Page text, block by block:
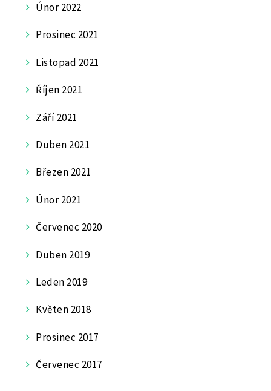
Únor 2022
Prosinec 2021
Listopad 2021
Říjen 2021
Září 2021
Duben 2021
Březen 2021
Únor 2021
Červenec 2020
Duben 2019
Leden 2019
Květen 2018
Prosinec 2017
Červenec 2017